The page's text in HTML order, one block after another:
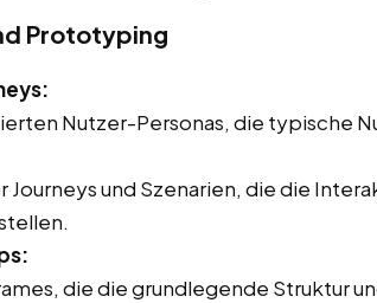
Prototyping
Nutzer-Personas, die typische
Journeys und Szenarien, die die
die die grundlegende Struktur